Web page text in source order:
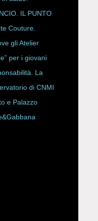
IL PUNTO
E
Couture.
gli Atelier
per i giovani
La
di CNMI
e Palazzo